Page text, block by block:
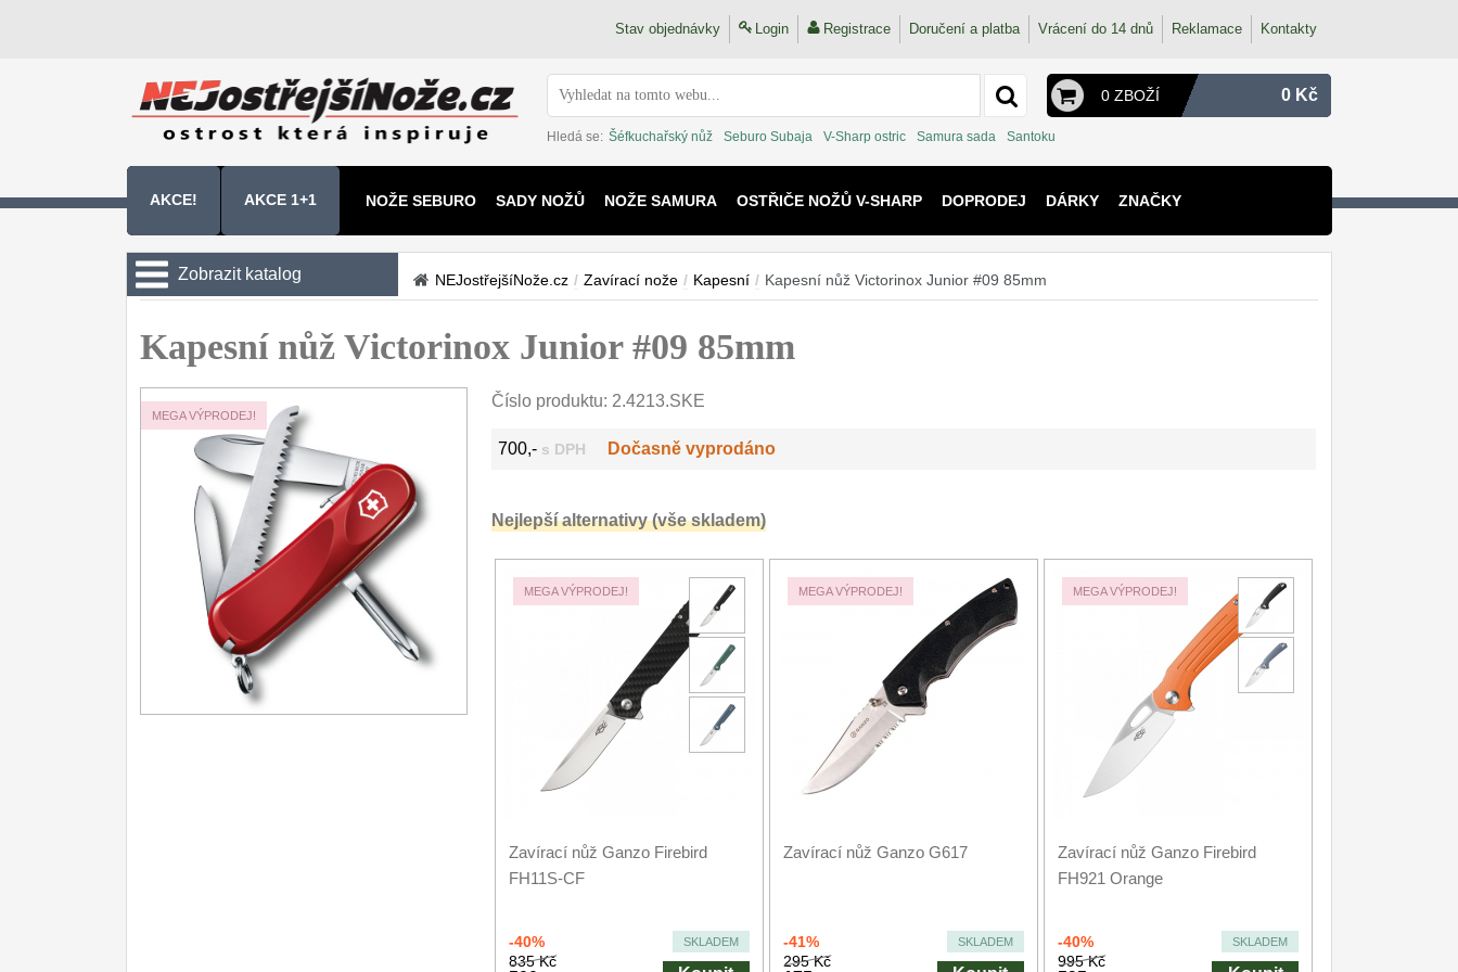
Stav objednávky Login Registrace Doručení a platba Vrácení do 14 dnů Reklamace Kontakty
0 ZBOŽÍ 0 Kč
Hledá se: Šéfkuchařský nůž Seburo Subaja V-Sharp ostric Samura sada Santoku
AKCE! AKCE 1+1 NOŽE SEBURO SADY NOŽŮ NOŽE SAMURA OSTŘIČE NOŽŮ V-SHARP DOPRODEJ DÁRKY ZNAČKY
Zobrazit katalog
Zavírací nože
Kapesní 6
Taktické
Turistické
Speciální 4
Nože s pevnou čepelí
Speciální nože
Ostření nožů
Nože SEBURO
NEJostřejšíNože.cz / Zavírací nože / Kapesní / Kapesní nůž Victorinox Junior #09 85mm
Kapesní nůž Victorinox Junior #09 85mm
MEGA VÝPRODEJ!
Číslo produktu: 2.4213.SKE
700,- s DPH Dočasně vyprodáno
Nejlepší alternativy (vše skladem)
MEGA VÝPRODEJ!
Zavírací nůž Ganzo Firebird
FH11S-CF
-40% SKLADEM
835 Kč
MEGA VÝPRODEJ!
Zavírací nůž Ganzo G617
-41% SKLADEM
295 Kč
MEGA VÝPRODEJ!
Zavírací nůž Ganzo Firebird
FH921 Orange
-40% SKLADEM
995 Kč